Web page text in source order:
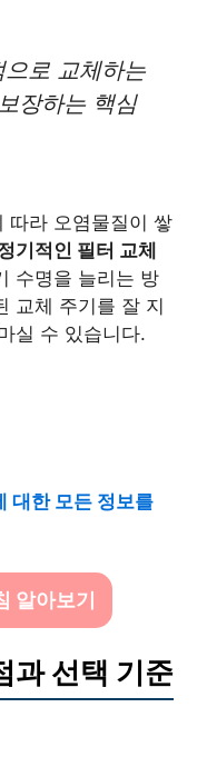
로 교체하는
장하는 핵심
따라 오염물질이 쌓
기적인 필터 교체
수명을 늘리는 방
교체 주기를 잘 지
실 수 있습니다.
대한 모든 정보를
알아보기
과 선택 기준